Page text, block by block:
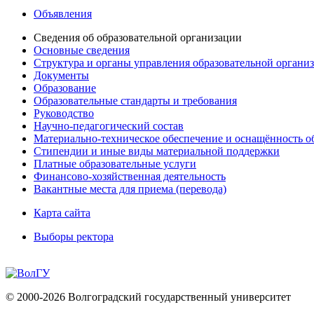
Объявления
Сведения об образовательной организации
Основные сведения
Структура и органы управления образовательной
Документы
Образование
Образовательные стандарты и требования
Руководство
Научно-педагогический состав
Материально-техническое обеспечение и оснащённость
Стипендии и иные виды материальной поддержки
Платные образовательные услуги
Финансово-хозяйственная деятельность
Вакантные места для приема (перевода)
Карта сайта
Выборы ректора
© 2000-2026 Волгоградский государственный университет